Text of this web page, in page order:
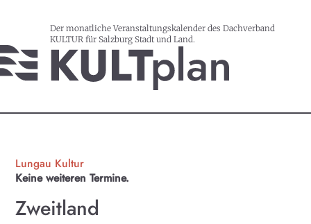
Der monatliche Veranstaltungskalender des Dachverband
KULTUR für Salzburg Stadt und Land.
Lungau Kultur
Keine weiteren Termine.
Zweitland